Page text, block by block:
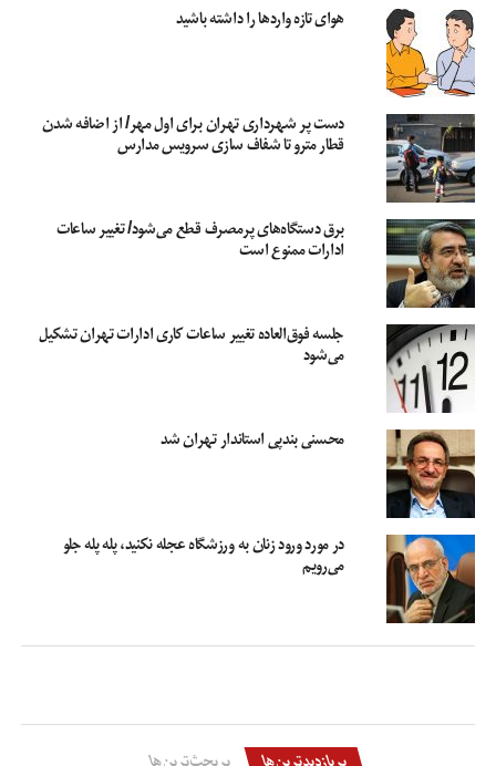
هوای تازه واردها را داشته باشید
دست پر شهرداری تهران برای اول مهر/ از اضافه شدن
قطار مترو تا شفاف سازی سرویس مدارس
برق دستگاه‌های پرمصرف قطع می‌شود/ تغییر ساعات
ادارات ممنوع است
جلسه فوق‌العاده تغییر ساعات کاری ادارات تهران تشکیل
می‌شود
محسنی بندپی استاندار تهران شد
در مورد ورود زنان به ورزشگاه عجله نکنید، پله پله جلو
می‌رویم